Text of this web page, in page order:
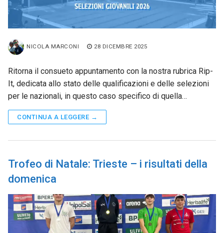
NICOLA MARCONI 28 DICEMBRE 2025
Ritorna il consueto appuntamento con la nostra rubrica Rip-
It, dedicata allo stato delle qualificazioni e delle selezioni
per le nazionali, in questo caso specifico di quella…
CONTINUA A LEGGERE →
Trofeo di Natale: Trieste – i risultati della
domenica